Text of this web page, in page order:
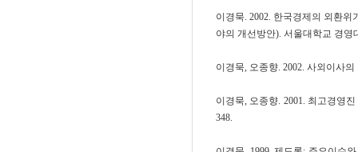
이경묵. 2002. 한국경제의 외환
야의 개선방안). 서울대학교 경영
이경묵, 오종향. 2002. 사외이사
이경묵, 오종향. 2001. 최고경영
348.